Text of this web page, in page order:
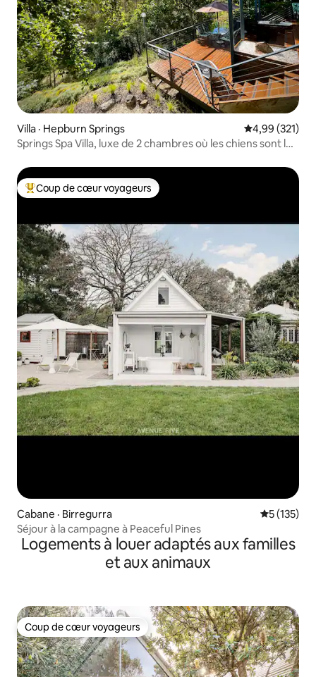
Villa · Hepburn Springs Note
4,99 (321)
Springs Spa Villa, luxe de 2 chambres où les chiens sont les
Coup de cœur voyageurs parmi les plus aimés
Coup de cœur voyageurs
Cabane · Birregurra Note
5 (135)
Séjour à la campagne à Peaceful Pines
Logements à louer adaptés aux familles
et aux animaux
Coup de cœur voyageurs
Coup de cœur voyageurs